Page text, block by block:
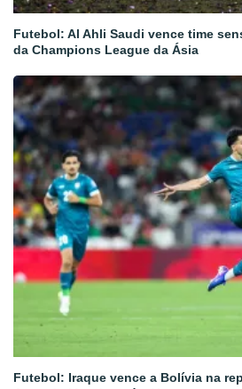
Futebol: Al Ahli Saudi vence time
da Champions League da Ásia
Futebol: Iraque vence a Bolívia na